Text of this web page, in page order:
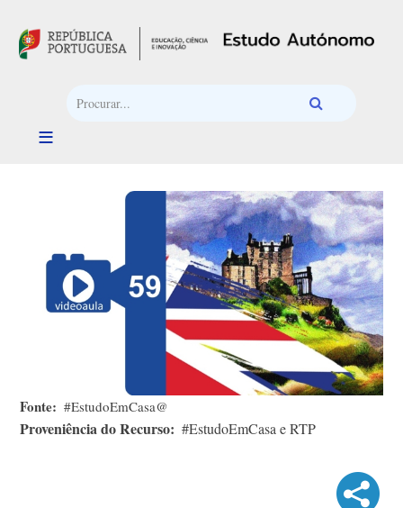
Fonte #EstudoEmCasa@
Proveniência do Recurso #EstudoEmCasa e RTP